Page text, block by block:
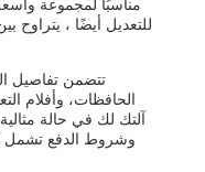
مناسبًا لمجموعة
الحافظات، وأفلام